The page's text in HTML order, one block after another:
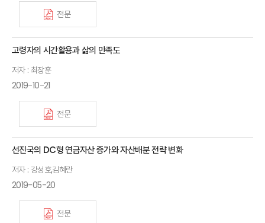
전문
고령자의 시간활용과 삶의 만족도
저자 : 최장훈
2019-10-21
전문
선진국의 DC형 연금자산 증가와 자산배분 전략 변화
저자 : 강성호,김혜란
2019-05-20
전문